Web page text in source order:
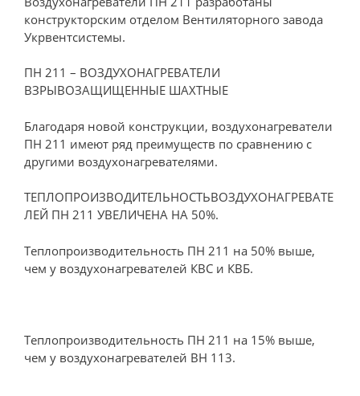
конструкторским отделом Вентиляторного завода
Укрвентсистемы.
ПН 211 – ВОЗДУХОНАГРЕВАТЕЛИ
ВЗРЫВОЗАЩИЩЕННЫЕ ШАХТНЫЕ
Благодаря новой конструкции, воздухонагреватели
ПН 211 имеют ряд преимуществ по сравнению с
другими воздухонагревателями.
ТЕПЛОПРОИЗВОДИТЕЛЬНОСТЬВОЗДУХОНАГРЕВАТЕ
ЛЕЙ ПН 211 УВЕЛИЧЕНА НА 50%.
Теплопроизводительность ПН 211 на 50% выше,
чем у воздухонагревателей КВС и КВБ.
Теплопроизводительность ПН 211 на 15% выше,
чем у воздухонагревателей ВН 113.